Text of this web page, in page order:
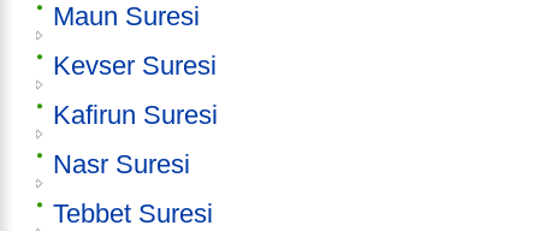
Maun Suresi
Kevser Suresi
Kafirun Suresi
Nasr Suresi
Tebbet Suresi